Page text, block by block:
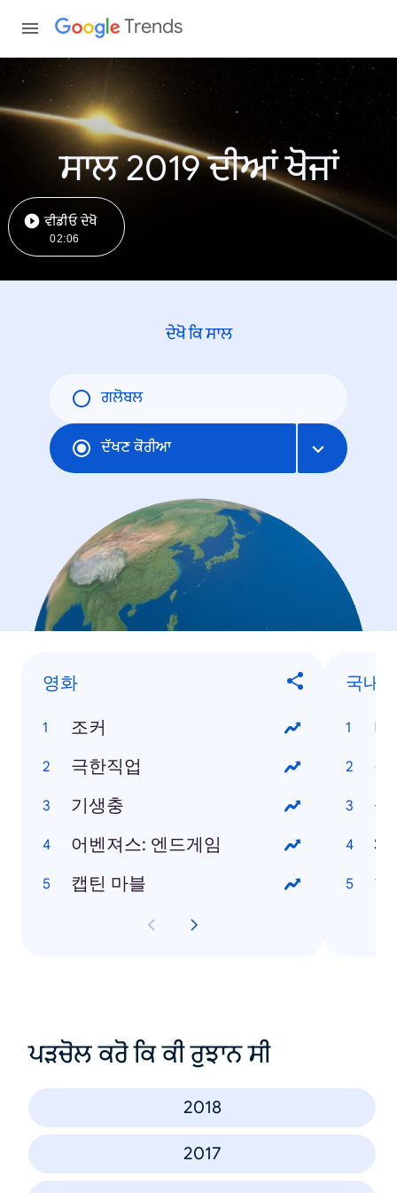
Trends
ਸਾਲ 2019 ਦੀਆਂ ਖੋਜਾਂ
ਵੀਡੀਓ ਦੇਖੋ
02:06
ਦੇਖੋ ਕਿ ਸਾਲ
ਗਲੋਬਲ
ਦੱਖਣ ਕੋਰੀਆ
영화
조커
극한직업
기생충
어벤져스: 엔드게임
캡틴 마블
국내
타
정
설
한
ਪੜਚੋਲ ਕਰੋ ਕਿ ਕੀ ਰੁਝਾਨ ਸੀ
2018
2017